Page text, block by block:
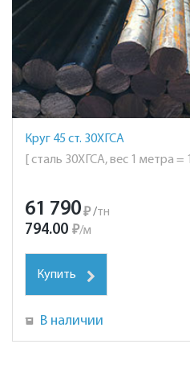
Круг 45 ст. 30ХГСА
[ сталь 30ХГСА, вес 1 метра =
61 790₽ /тн
794.00 ₽/м
Купить
В наличии